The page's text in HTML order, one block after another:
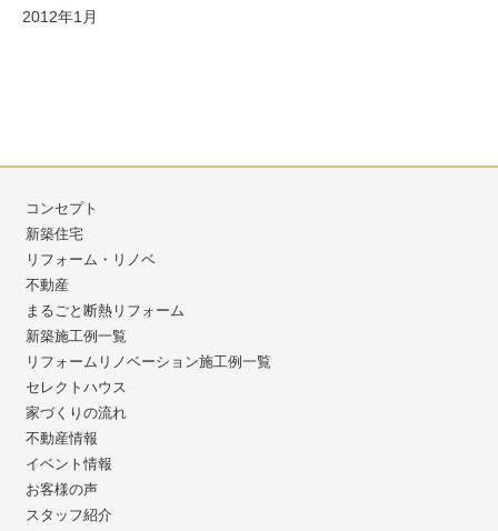
2012年1月
コンセプト
新築住宅
リフォーム・リノベ
不動産
まるごと断熱リフォーム
新築施工例一覧
リフォームリノベーション施工例一覧
セレクトハウス
家づくりの流れ
不動産情報
イベント情報
お客様の声
スタッフ紹介